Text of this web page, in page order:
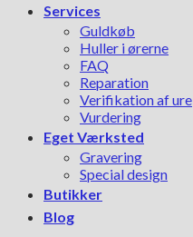
Services
Guldkøb
Huller i ørerne
FAQ
Reparation
Verifikation af ure
Vurdering
Eget Værksted
Gravering
Special design
Butikker
Blog